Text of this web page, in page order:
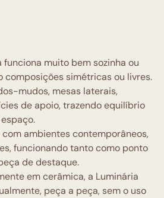
funciona muito bem sozinha ou
composições simétricas ou livres.
mudos, mesas laterais,
de apoio, trazendo equilíbrio
ambientes contemporâneos,
funcionando tanto como ponto
de destaque.
em cerâmica, a Luminária
peça a peça, sem o uso